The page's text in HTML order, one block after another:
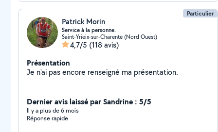
Particulier
Patrick Morin
Service à la personne.
Saint-Yrieix-sur-Charente (Nord Ouest)
4,7/5 (118 avis)
Présentation
Je n'ai pas encore renseigné ma présentation.
Dernier avis laissé par Sandrine : 5/5
Il y a plus de 6 mois
Réponse rapide